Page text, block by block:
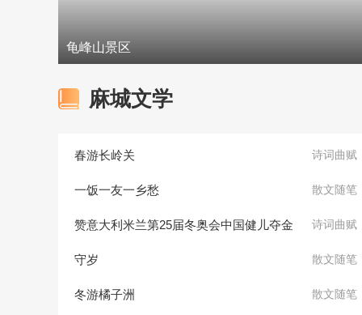
龟峰山景区
麻城文学
春游长岭关 诗词曲赋
一饭一友一乡愁 散文随笔
赞意大利米兰第25届冬奥会中国健儿夺金 诗词曲赋
守岁 散文随笔
冬游橘子洲 散文随笔